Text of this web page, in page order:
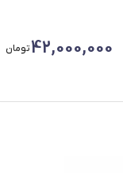
42,000,000تومان